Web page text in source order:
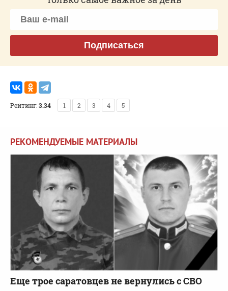
Подписаться
Рейтинг:3.34 1 2 3 4 5
РЕКОМЕНДУЕМЫЕ МАТЕРИАЛЫ
Еще трое саратовцев не вернулись с СВО